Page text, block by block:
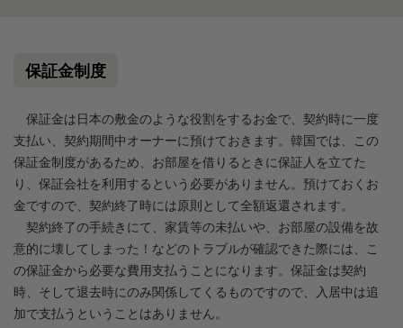
保証金制度
保証金は日本の敷金のような役割をするお金で、契約時に一度
支払い、契約期間中オーナーに預けておきます。韓国では、この
保証金制度があるため、お部屋を借りるときに保証人を立てた
り、保証会社を利用するという必要がありません。預けておくお
金ですので、契約終了時には原則として全額返還されます。
契約終了の手続きにて、家賃等の未払いや、お部屋の設備を故
意的に壊してしまった！などのトラブルが確認できた際には、こ
の保証金から必要な費用支払うことになります。保証金は契約
時、そして退去時にのみ関係してくるものですので、入居中は追
加で支払うということはありません。